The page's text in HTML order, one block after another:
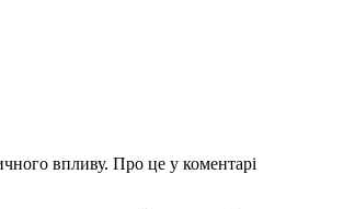
впливу. Про це у коментарі